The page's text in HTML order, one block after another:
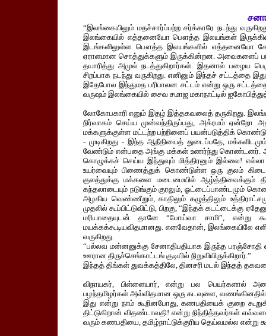
“இலங்கையிலும் மதச்சார்ப்பற்ற சர்க்காரே நடந்து
இலங்கையில் எத்தனையோ பௌத்த இலயங்கள்
இடங்களிலுள்ள பௌத்த இலயங்களில் எத்தனையோ
ஏராளமான சொத்துக்களும் இருக்கின்றன. அவைகளைப்
தயாரித்து அமுல் நடத்துகிறார்கள். இதனால் பழைய
சிறப்பாக நடந்து வருகிறது. எனினும் இந்தச் சட்டத்தை
இதேபோல இந்துமத பரிபாலன சட்டம் என்று ஒரு
வருஷம் இலங்கையில் சைவ சமாஜ மகாநாட்டில்
லோகோபகாரி எனும் இதழ் இத்தகவலைத் தருகிறது.
நிர்வாகம் செய்ய முன்வந்திருப்பது, அக்ரமம்
மக்களுக்குள்ள மட்டற்ற பற்றினைப் பயன்படுத்திக் கொண்டு,
- முடிகிறது - இந்த ஆநீதியைத் துடைப்பதே,
வேண்டும் என்பதை அங்கு மக்கள் உணர்ந்து கொண்டனர்.
கொழுக்கச் செய்ய இந்துவும் மித்திரனும் இல்லை!
உயர்வையும் பிணைத்துக் கொண்டுள்ள ஒரு குலம்
குலத்துக்கு மக்களை மடைமையில் ஆழ்த்திவைக்கும்
கந்தலாடையும் நடுங்கும் குரலும், ஓட்டைப்பாண்டமும்
அழகிய வெண்ணீறும், காதிலும் கழுத்திலும்
முதலில் கூப்பிட்டுவிட்டு, பிறகு, “இந்தக்
மரியாதையுடன் தானே “போய்வா சாமி”, என்று
மயக்கக்கூடியவிதமானது. எனவேதான், இலங்கையிலே
வருகிறது.
“பல்லவ மன்னனுக்கு சேனாதிபதியாக இருந்த
ஊரான திருச்செங்காட்டங் குடியில் நிறுவியிருக்கிறார்.”
இந்தத் திங்கள் துவக்கத்திலே, தினசரி மடல் இந்தத் தகவலை
விநாயகர், பிள்ளையார், என்று பல பெயர்களால்
பழந்தமிழர்கள் அவ்விதமான ஒரு கடவுளை,
இது என்று நாம் கூறினபோது, கணபதியைக் குறை
திட்டுகிறான் விதண்டாவதி! என்று நிந்தித்தவர்கள்
வரும் கணபதியை, தமிழ்நாட்டுக்குரிய தெய்வமல்ல என்று